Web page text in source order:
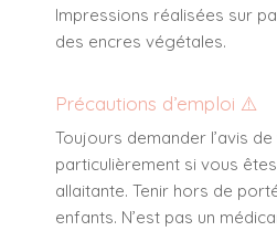
Impressions réalisées sur
des encres végétales.
Précautions d’emploi ⚠️
Toujours demander l’avis
particulièrement si vous
allaitante. Tenir hors de
enfants. N’est pas un